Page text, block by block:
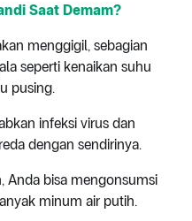
Saat Demam?
menggigil, sebagian
seperti kenaikan suhu
pusing.
infeksi virus dan
dengan sendirinya.
Anda bisa mengonsumsi
minum air putih.